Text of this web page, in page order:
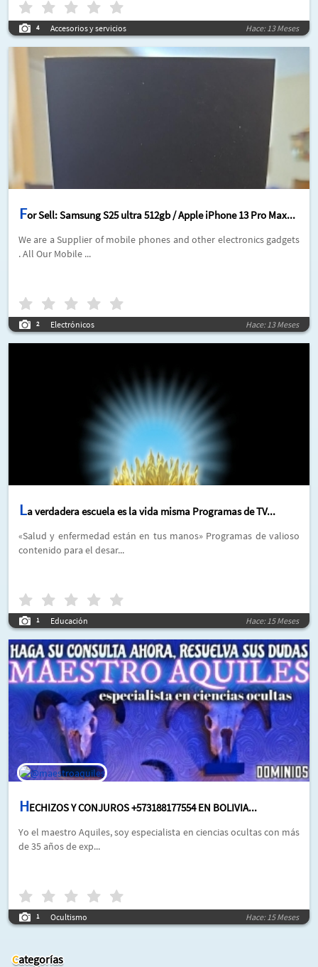
4 Accesorios y servicios Hace: 13 Meses
For Sell: Samsung S25 ultra 512gb / Apple iPhone 13 Pro Max...
We are a Supplier of mobile phones and other electronics gadgets
. All Our Mobile ...
2 Electrónicos Hace: 13 Meses
La verdadera escuela es la vida misma Programas de TV...
«Salud y enfermedad están en tus manos» Programas de valioso
contenido para el desar...
1 Educación Hace: 15 Meses
HECHIZOS Y CONJUROS +573188177554 EN BOLIVIA...
Yo el maestro Aquiles, soy especialista en ciencias ocultas con más
de 35 años de exp...
1 Ocultismo Hace: 15 Meses
Categorías